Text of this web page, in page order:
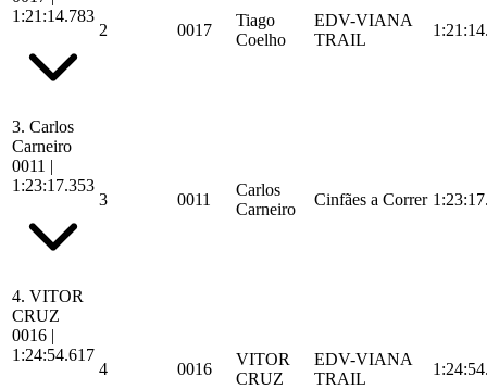
1:21:14.783
2 0017
Tiago
Coelho
EDV-VIANA
TRAIL
3. Carlos
Carneiro
0011 |
1:23:17.353
3 0011
Carlos
Carneiro
Cinfães a Correr
4. VITOR
CRUZ
0016 |
1:24:54.617
4 0016
VITOR
CRUZ
EDV-VIANA
TRAIL